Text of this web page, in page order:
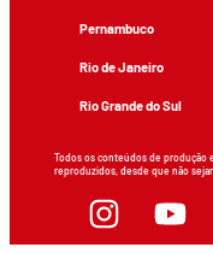
Pernambuco
Rio de Janeiro
Rio Grande do Sul
Todos os conteúdos de produção
reproduzidos, desde que não